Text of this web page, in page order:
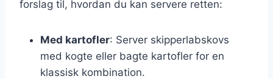
forslag til, hvordan du kan servere retten:
Med kartofler: Server skipperlabskovs
med kogte eller bagte kartofler for en
klassisk kombination.